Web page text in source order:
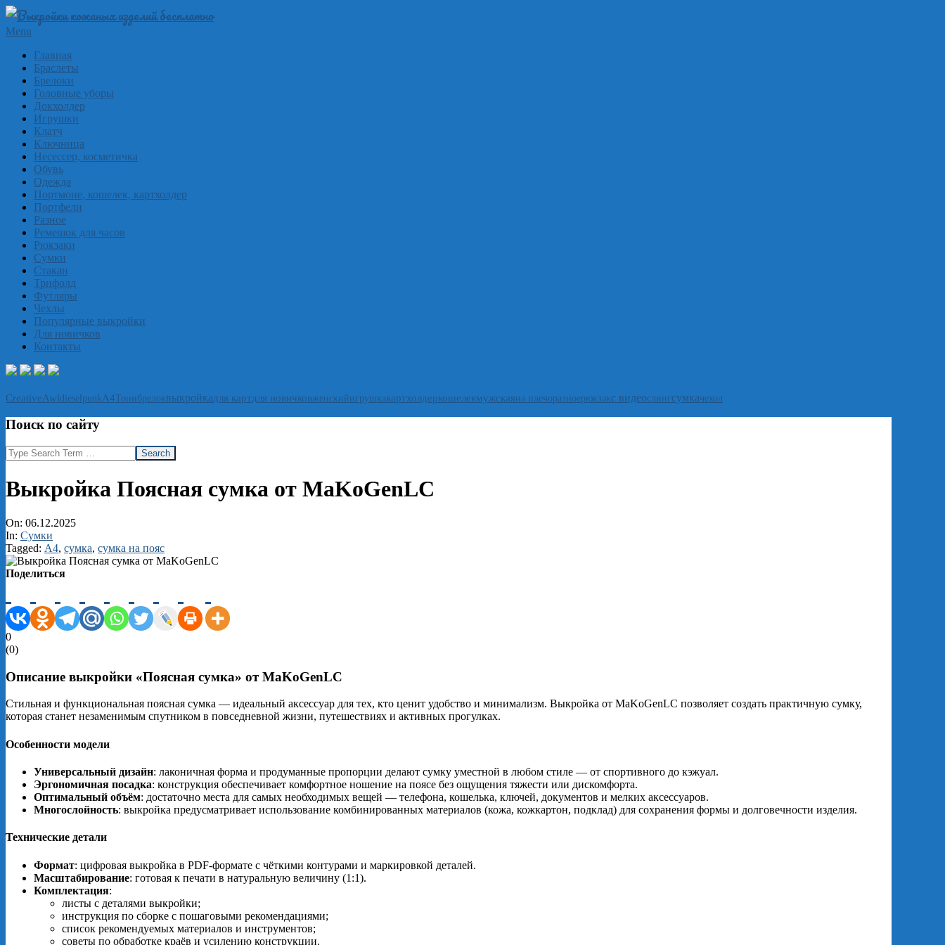
Skip
content
Выкройки
кожи
бесплатно
Skinpat
Primary
Menu
Menu
Главная
Браслеты
Брелоки
Головные уборы
Докхолдер
Игрушки
Клатч
Ключница
Несессер, косметичка
Обувь
Одежда
Портмоне, кошелек, картхолдер
Портфели
Разное
Ремешок для часов
Рюкзаки
Сумки
Стакан
Трифолд
Футляры
Чехлы
Популярные выкройки
Для новичков
Контакты
CreativeAwldieselpunk А4Тонибрелоквыкройкадля картдля новичковженскийигрушкакартхолдеркошелекмужскаяна плечоразноерюкзакс видеослингсумкачехол
Поиск по сайту
Search
Выкройка Поясная сумка от MaKoGenLC
On: 06.12.2025
In: Сумки
Tagged: А4, сумка, сумка на пояс
Поделиться
0
(0)
Описание выкройки «Поясная сумка» от MaKoGenLC
Стильная и функциональная поясная сумка — идеальный аксессуар для тех, кто ценит удобство и минимализм. Выкройка от MaKoGenLC позволяет создать практичную сумку,
которая станет незаменимым спутником в повседневной жизни, путешествиях и активных прогулках.
Особенности модели
Универсальный дизайн: лаконичная форма и продуманные пропорции делают сумку уместной в любом стиле — от спортивного до кэжуал.
Эргономичная посадка: конструкция обеспечивает комфортное ношение на поясе без ощущения тяжести или дискомфорта.
Оптимальный объём: достаточно места для самых необходимых вещей — телефона, кошелька, ключей, документов и мелких аксессуаров.
Многослойность: выкройка предусматривает использование комбинированных материалов (кожа, кожкартон, подклад) для сохранения формы и долговечности изделия.
Технические детали
Формат: цифровая выкройка в PDF‑формате с чёткими контурами и маркировкой деталей.
Масштабирование: готовая к печати в натуральную величину (1:1).
Комплектация:
листы с деталями выкройки;
инструкция по сборке с пошаговыми рекомендациями;
список рекомендуемых материалов и инструментов;
советы по обработке краёв и усилению конструкции.